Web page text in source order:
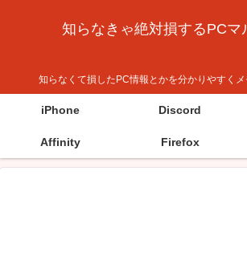
知らなきゃ絶対損するPCマ
知らなくて損したPC情報とかを分かりやすく
iPhone Discord
Affinity Firefox